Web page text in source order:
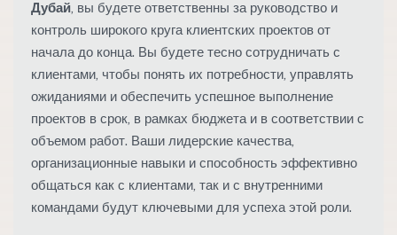
Дубай , вы будете ответственны за руководство и
контроль широкого круга клиентских проектов от
начала до конца. Вы будете тесно сотрудничать с
клиентами, чтобы понять их потребности, управлять
ожиданиями и обеспечить успешное выполнение
проектов в срок, в рамках бюджета и в соответствии с
объемом работ. Ваши лидерские качества,
организационные навыки и способность эффективно
общаться как с клиентами, так и с внутренними
командами будут ключевыми для успеха этой роли.